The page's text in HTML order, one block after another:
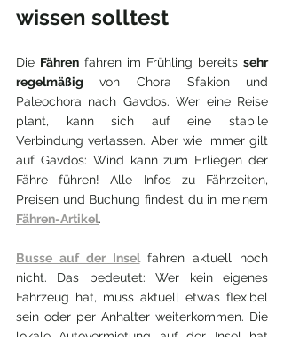
wissen solltest
Die Fähren fahren im Frühling bereits sehr
regelmäßig von Chora Sfakion und
Paleochora nach Gavdos. Wer eine Reise
plant, kann sich auf eine stabile
Verbindung verlassen. Aber wie immer gilt
auf Gavdos: Wind kann zum Erliegen der
Fähre führen! Alle Infos zu Fährzeiten,
Fähren-Artikel.
Busse auf der Insel fahren aktuell noch
nicht. Das bedeutet: Wer kein eigenes
Fahrzeug hat, muss aktuell etwas flexibel
sein oder per Anhalter weiterkommen. Die